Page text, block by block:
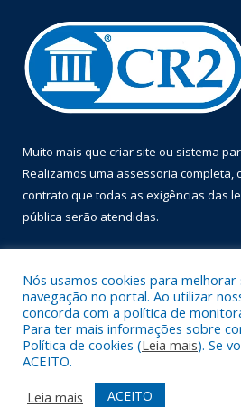
Muito mais que criar site ou sistema
Realizamos uma assessoria completa,
contrato que todas as exigências das
pública serão atendidas.
Todos os direitos reservados a
Mapa do Site
Acessar Área
Nós usamos cookies para melhorar
navegação no portal. Ao utilizar
concorda com a política de
Para ter mais informações sobre
Política de cookies (Leia mais). Se
ACEITO.
Leia mais
ACEITO